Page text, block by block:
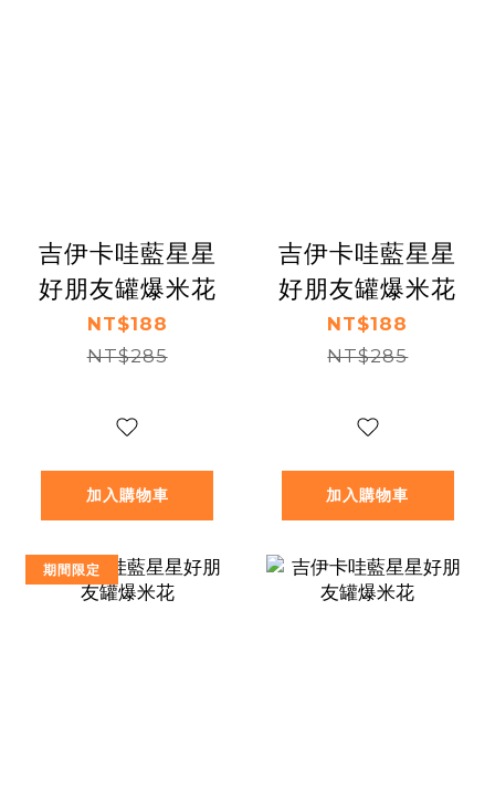
吉伊卡哇藍星星
好朋友罐爆米花
NT$188
NT$285
加入購物車
吉伊卡哇藍星星
好朋友罐爆米花
NT$188
NT$285
加入購物車
期間限定